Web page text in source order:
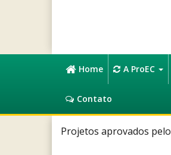
Home A ProEC
Contato
Projetos aprovados pelo